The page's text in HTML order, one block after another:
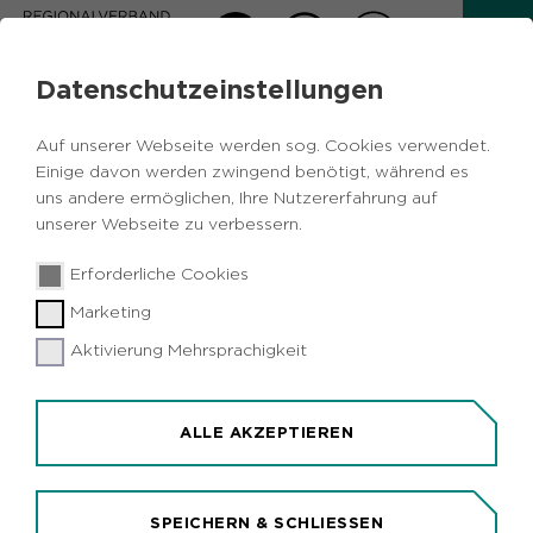
Datenschutzeinstellungen
Auf unserer Webseite werden sog. Cookies verwendet.
Einige davon werden zwingend benötigt, während es
uns andere ermöglichen, Ihre Nutzererfahrung auf
unserer Webseite zu verbessern.
Erforderliche Cookies
Marketing
Aktivierung Mehrsprachigkeit
ALLE AKZEPTIEREN
SPEICHERN & SCHLIESSEN
AKTUELLES
Zurück
NRW-Landesregierung plant
Ruhrkonferenz zur Weiterentwicklung
des Ruhrgebiets
Ruhrkonferenz will die Landesregierung nach dem